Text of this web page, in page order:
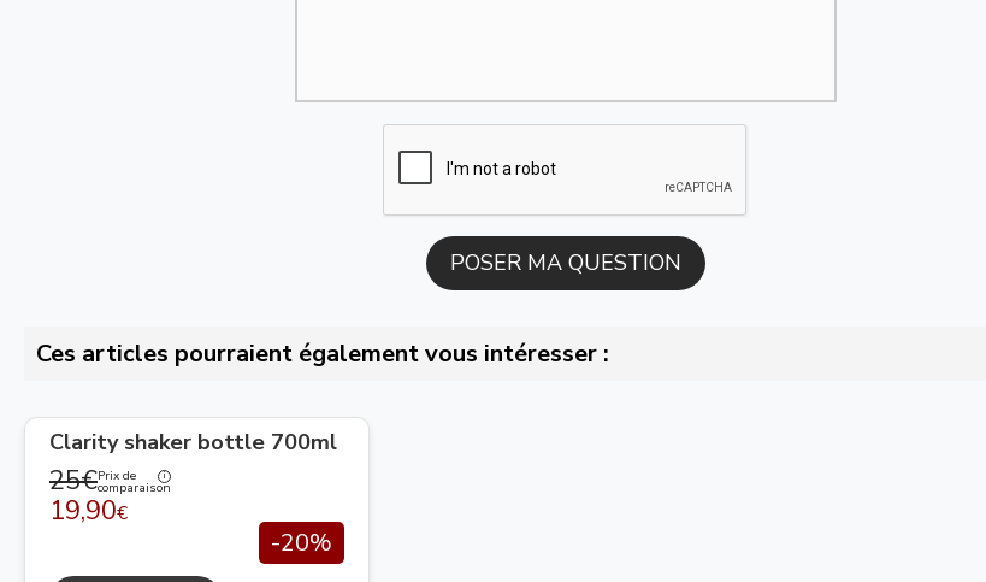
Ces articles pourraient également vous intéresser :
Clarity shaker bottle 700ml
25€Prix de
comparaison
19,90€
-20%